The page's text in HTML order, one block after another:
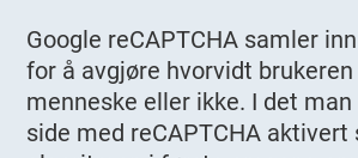
Google reCAPTCHA samler
for å avgjøre hvorvidt
menneske eller ikke. I det man
side med reCAPTCHA aktivert